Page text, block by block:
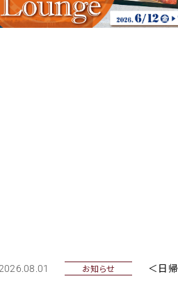
お知らせ ＜日